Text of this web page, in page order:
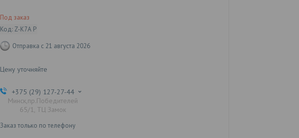
Под заказ
Код: Z-K7А Р
Отправка с 21 августа 2026
Цену уточняйте
+375 (29) 127-27-44
Минск,пр.Победителей
65/1, ТЦ Замок
Заказ только по телефону